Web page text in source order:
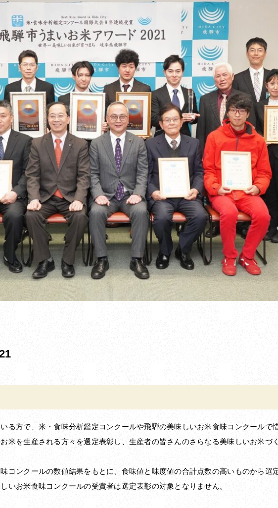
る方で、米・食味分析鑑定コンクールや飛騨の美味しいお米食味コンクールで
米を生産される方々を選定表彰し、生産者の皆さんのさらなる美味しいお米づ
コンクールの数値結果をもとに、食味値と味度値の合計点数の高いものから選
いお米食味コンクールの受賞者は選定表彰の対象となりません。